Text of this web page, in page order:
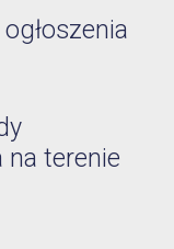
na terenie